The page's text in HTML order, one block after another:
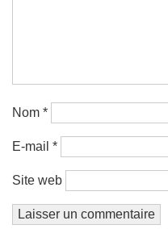
Nom *
E-mail *
Site web